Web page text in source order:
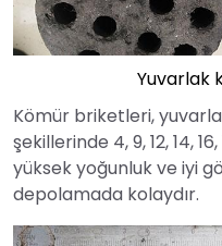
Yuvarlak
Kömür briketleri,
şekillerinde 4, 9, 12, 14,
yüksek yoğunluk ve iyi
depolamada kolaydır.